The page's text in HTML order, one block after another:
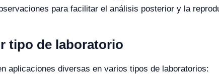
para facilitar el análisis posterior y la
tipo de laboratorio
aplicaciones diversas en varios tipos de laboratorios: